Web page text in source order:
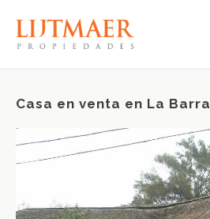
Casa en venta en La Barra